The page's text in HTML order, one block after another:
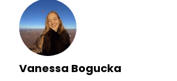
Vanessa Bogucka